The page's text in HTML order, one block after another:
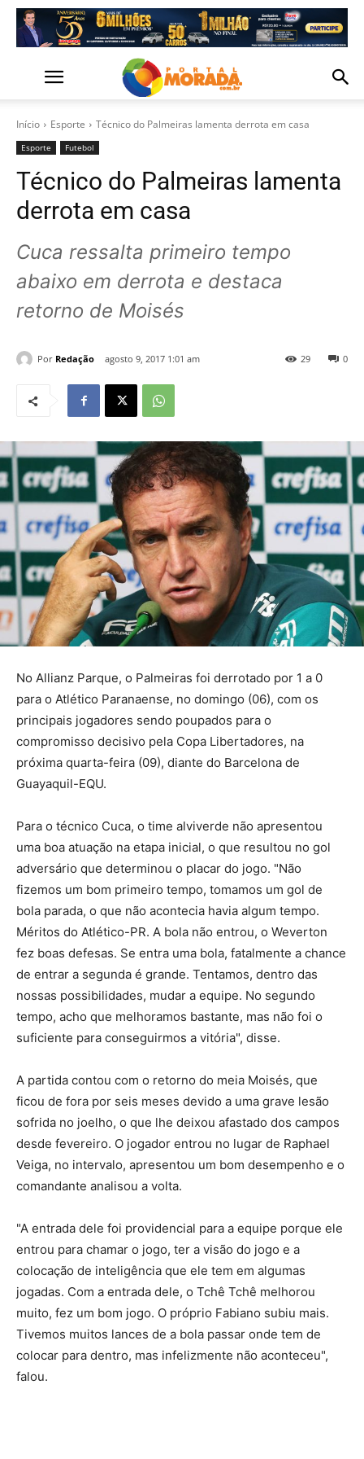
Início Esporte Técnico do Palmeiras lamenta derrota em casa
Esporte Futebol
Técnico do Palmeiras lamenta
derrota em casa
Cuca ressalta primeiro tempo
abaixo em derrota e destaca
retorno de Moisés
Por Redação agosto 9, 2017 1:01 am 0
29
No Allianz Parque, o Palmeiras foi derrotado por 1 a 0
para o Atlético Paranaense, no domingo (06), com os
principais jogadores sendo poupados para o
compromisso decisivo pela Copa Libertadores, na
próxima quarta-feira (09), diante do Barcelona de
Guayaquil-EQU.
Para o técnico Cuca, o time alviverde não apresentou
uma boa atuação na etapa inicial, o que resultou no gol
adversário que determinou o placar do jogo. "Não
fizemos um bom primeiro tempo, tomamos um gol de
bola parada, o que não acontecia havia algum tempo.
Méritos do Atlético-PR. A bola não entrou, o Weverton
fez boas defesas. Se entra uma bola, fatalmente a chance
de entrar a segunda é grande. Tentamos, dentro das
nossas possibilidades, mudar a equipe. No segundo
tempo, acho que melhoramos bastante, mas não foi o
suficiente para conseguirmos a vitória", disse.
A partida contou com o retorno do meia Moisés, que
ficou de fora por seis meses devido a uma grave lesão
sofrida no joelho, o que lhe deixou afastado dos campos
desde fevereiro. O jogador entrou no lugar de Raphael
Veiga, no intervalo, apresentou um bom desempenho e o
comandante analisou a volta.
"A entrada dele foi providencial para a equipe porque ele
entrou para chamar o jogo, ter a visão do jogo e a
colocação de inteligência que ele tem em algumas
jogadas. Com a entrada dele, o Tchê Tchê melhorou
muito, fez um bom jogo. O próprio Fabiano subiu mais.
Tivemos muitos lances de a bola passar onde tem de
colocar para dentro, mas infelizmente não aconteceu",
falou.